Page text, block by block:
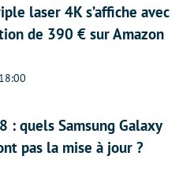
laser 4K s’affiche avec
de 390 € sur Amazon
: quels Samsung Galaxy
pas la mise à jour ?